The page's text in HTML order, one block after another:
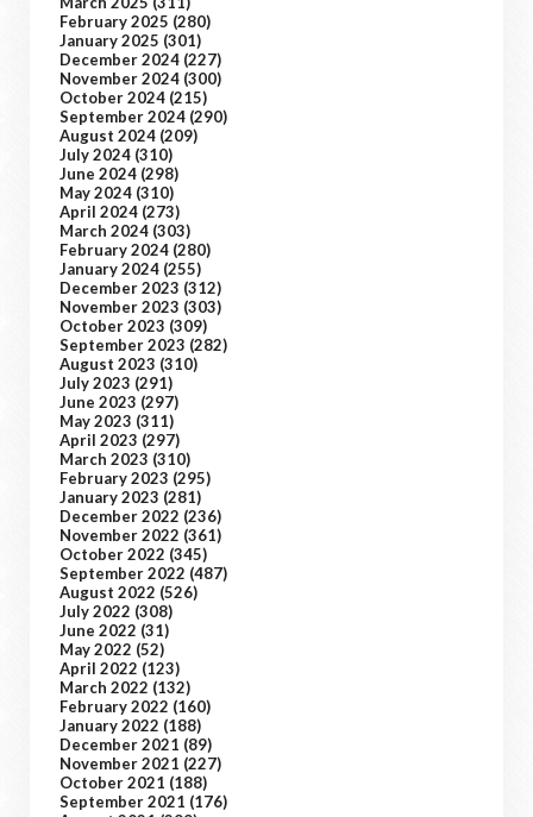
February 2025 (280)
January 2025 (301)
December 2024 (227)
November 2024 (300)
October 2024 (215)
September 2024 (290)
August 2024 (209)
July 2024 (310)
June 2024 (298)
May 2024 (310)
April 2024 (273)
March 2024 (303)
February 2024 (280)
January 2024 (255)
December 2023 (312)
November 2023 (303)
October 2023 (309)
September 2023 (282)
August 2023 (310)
July 2023 (291)
June 2023 (297)
May 2023 (311)
April 2023 (297)
March 2023 (310)
February 2023 (295)
January 2023 (281)
December 2022 (236)
November 2022 (361)
October 2022 (345)
September 2022 (487)
August 2022 (526)
July 2022 (308)
June 2022 (31)
May 2022 (52)
April 2022 (123)
March 2022 (132)
February 2022 (160)
January 2022 (188)
December 2021 (89)
November 2021 (227)
October 2021 (188)
September 2021 (176)